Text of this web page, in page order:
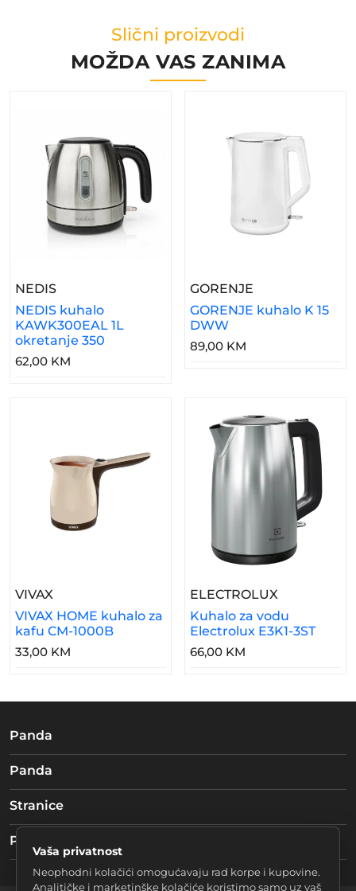
Slični proizvodi
MOŽDA VAS ZANIMA
NEDIS– NEDIS Kuhalo KAWK300EAL 1L Okretanje
NEDIS kuhalo
KAWK300EAL 1L
okretanje 350
62,00 KM
GORENJE
GORENJE kuhalo K 15
DWW
89,00 KM
VIVAX – VIVAX HOME Kuhalo Za Kafu CM-1000B
VIVAX HOME kuhalo za
kafu CM-1000B
33,00 KM
ELECTROLUX
Kuhalo za vodu
Electrolux E3K1-3ST
66,00 KM
Panda
Panda
Stranice
Pratite nas
Vaša privatnost
Neophodni kolačići omogućavaju rad korpe i kupovine.
Analitičke i marketinške kolačiće koristimo samo uz vaš